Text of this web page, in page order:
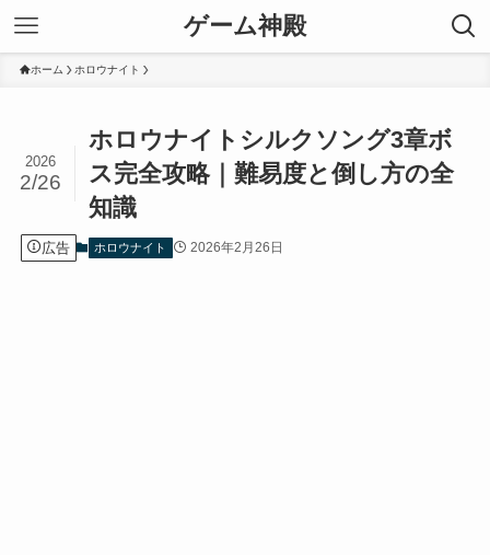
ゲーム神殿
ホーム ホロウナイト
ホロウナイトシルクソング3章ボ
ス完全攻略｜難易度と倒し方の全
知識
2026
2/26
広告 ホロウナイト 2026年2月26日